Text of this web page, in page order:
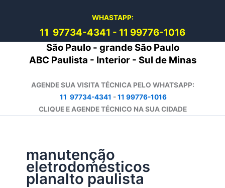
WHASTAPP:
11 97734-4341 - 11 99776-1016
São Paulo - grande São Paulo
ABC Paulista - Interior - Sul de Minas
AGENDE SUA VISITA TÉCNICA PELO WHATSAPP:
11 97734-4341 -11 99776-1016
CLIQUE E AGENDE TÉCNICO NA SUA CIDADE
manutenção
eletrodomésticos
planalto paulista